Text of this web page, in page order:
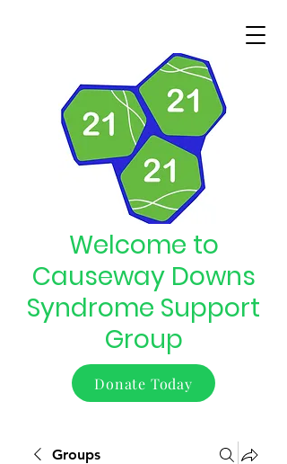
Welcome to
Causeway Downs
Syndrome Support
Group
Donate Today
Groups